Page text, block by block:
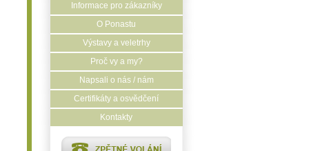
Informace pro zákazníky
O Ponastu
Výstavy a veletrhy
Proč vy a my?
Napsali o nás / nám
Certifikáty a osvědčení
Kontakty